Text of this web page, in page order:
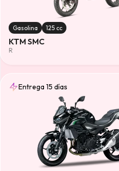
Gasolina 125 cc
KTM SMC
R
Entrega 15 días